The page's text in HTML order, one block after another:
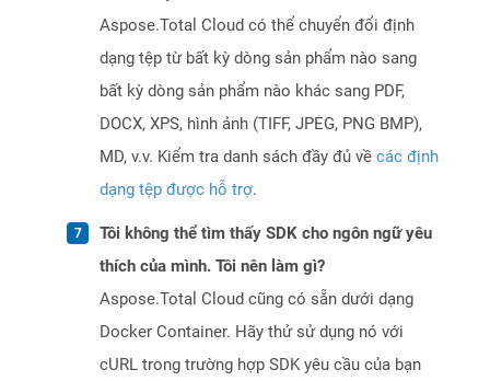
Aspose.Total Cloud có thể chuyển đổi định
dạng tệp từ bất kỳ dòng sản phẩm nào sang
bất kỳ dòng sản phẩm nào khác sang PDF,
DOCX, XPS, hình ảnh (TIFF, JPEG, PNG BMP),
MD, v.v. Kiểm tra danh sách đầy đủ về các định
dạng tệp được hỗ trợ.
Tôi không thể tìm thấy SDK cho ngôn ngữ yêu
thích của mình. Tôi nên làm gì?
Aspose.Total Cloud cũng có sẵn dưới dạng
Docker Container. Hãy thử sử dụng nó với
cURL trong trường hợp SDK yêu cầu của bạn